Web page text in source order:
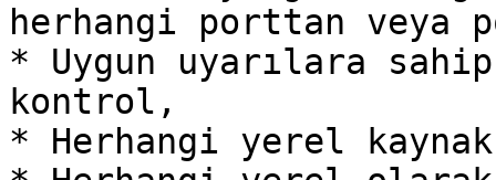
herhangi porttan veya
* Uygun uyarılara
kontrol,
* Herhangi yerel